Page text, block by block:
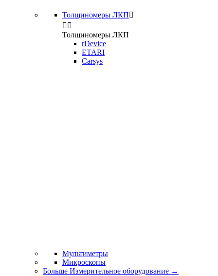
Толщиномеры ЛКП
 
Толщиномеры ЛКП
rDevice
ETARI
Carsys
Мультиметры
Микроскопы
Больше Измерительное оборудование →